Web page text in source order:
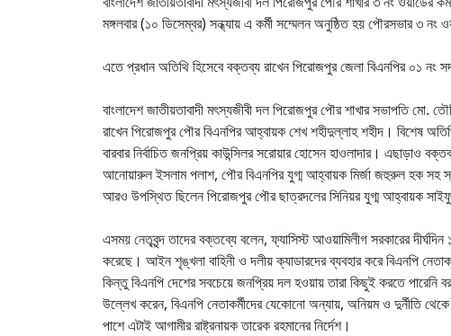
মঙ্গলবার (১০ ডিসেম্বর) সন্ধ্যায় এ কর্মী সম্মেলন অনুষ্ঠিত হয় পৌরসভার ৩ নং
এতে প্রধান অতিথি হিসেবে বক্তব্য রাখেন পিরোজপুর জেলা বিএনপির ০১
বাংলাদেশ জাতীয়তাবাদী মৎস্যজীবী দল পিরোজপুর পৌর শাখার সভাপতি মো.
রাখেন পিরোজপুর পৌর বিএনপির আহ্বায়ক শেখ শহীদুল্লাহ শহীদ। বিশেষ
বারবার নির্বাচিত জনপ্রিয় কাউন্সিলর সরোয়ার হোসেন হাওলাদার। এছাড়াও
আনোয়ারুল ইসলাম পলাশ, পৌর বিএনপির যুগ্ম আহ্বায়ক মির্জা জহুরুল হক সহ
আরও উপস্থিত ছিলেন পিরোজপুর পৌর ছাত্রদলের সিনিয়র যুগ্ম আহ্বায়ক
এসময় নেতৃবৃন্দ তাদের বক্তব্যে বলেন, ফ্যাসিস্ট আওয়ামিলীগ সরকারের দীর্ঘদিন
করেছে। আইন শৃঙ্খলা বাহিনী ও দলীয় ক্যাডারদের ব্যবহার করে বিএনপি
কিন্তু বিএনপি দেশের সবচেয়ে জনপ্রিয় দল হওয়ায় তারা কিছুই করতে
উল্লেখ করেন, বিএনপি নেতাকর্মীদের যেকোনো অন্যায়, অনিয়ম ও দুর্নীতি
পাশে এটাই আগামীর রাষ্ট্রনায়ক তারেক রহমানের নির্দেশ।